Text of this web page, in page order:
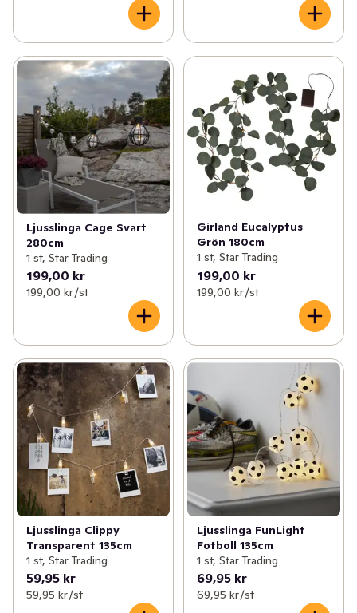
Ljusslinga Cage Svart
280cm
1 st, Star Trading
199,00 kr
199,00 kr /st
Girland Eucalyptus
Grön 180cm
1 st, Star Trading
199,00 kr
199,00 kr /st
Ljusslinga Clippy
Transparent 135cm
1 st, Star Trading
59,95 kr
59,95 kr /st
Ljusslinga FunLight
Fotboll 135cm
1 st, Star Trading
69,95 kr
69,95 kr /st